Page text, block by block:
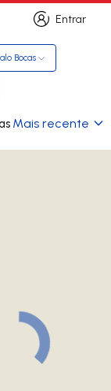
Entrar
Entrar
Bocas
Mais recente